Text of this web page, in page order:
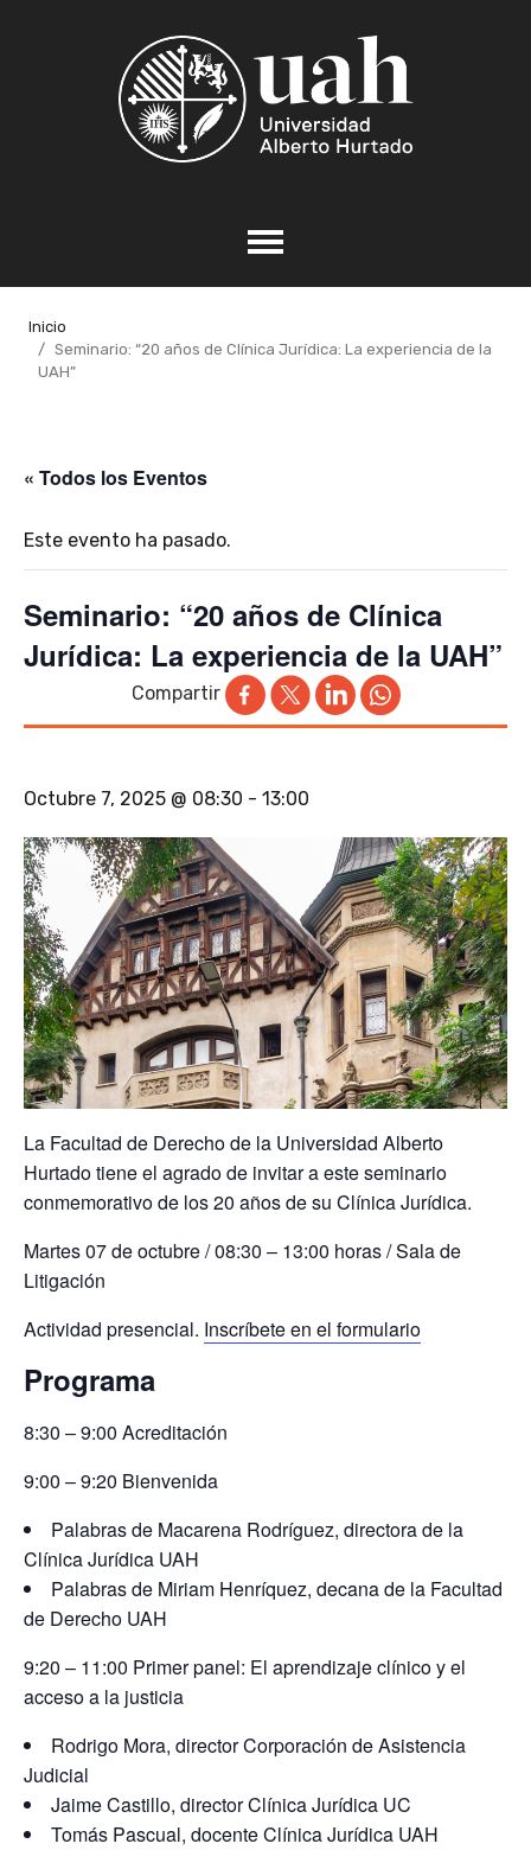
Inicio
Seminario: “20 años de Clínica Jurídica: La experiencia de la
UAH”
« Todos los Eventos
Este evento ha pasado.
Seminario: “20 años de Clínica
Jurídica: La experiencia de la UAH”
Compartir
Octubre 7, 2025 @ 08:30 - 13:00
La Facultad de Derecho de la Universidad Alberto
Hurtado tiene el agrado de invitar a este seminario
conmemorativo de los 20 años de su Clínica Jurídica.
Martes 07 de octubre / 08:30 – 13:00 horas / Sala de
Litigación
Actividad presencial. Inscríbete en el formulario
Programa
8:30 – 9:00 Acreditación
9:00 – 9:20 Bienvenida
Palabras de Macarena Rodríguez, directora de la
Clínica Jurídica UAH
Palabras de Miriam Henríquez, decana de la Facultad
de Derecho UAH
9:20 – 11:00 Primer panel: El aprendizaje clínico y el
acceso a la justicia
Rodrigo Mora, director Corporación de Asistencia
Judicial
Jaime Castillo, director Clínica Jurídica UC
Tomás Pascual, docente Clínica Jurídica UAH